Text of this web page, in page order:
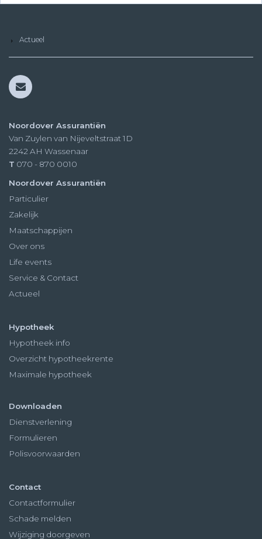
Actueel
Noordover Assurantiën
Van Zuylen van Nijeveltstraat 1D
2242 AH Wassenaar
T 070 - 870 0010
Noordover Assurantiën
Particulier
Zakelijk
Maatschappijen
Over ons
Life events
Service & Contact
Actueel
Hypotheek
Hypotheek info
Overzicht hypotheekrente
Maximale hypotheek
Downloaden
Dienstverlening
Formulieren
Polisvoorwaarden
Contact
Contactformulier
Schade melden
Wijziging doorgeven